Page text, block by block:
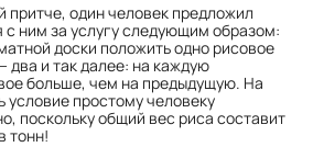
притче, один человек предложил
с ним за услугу следующим образом:
доски положить одно рисовое
два и так далее: на каждую
больше, чем на предыдущую. На
простому человеку
поскольку общий вес риса составит
тонн!